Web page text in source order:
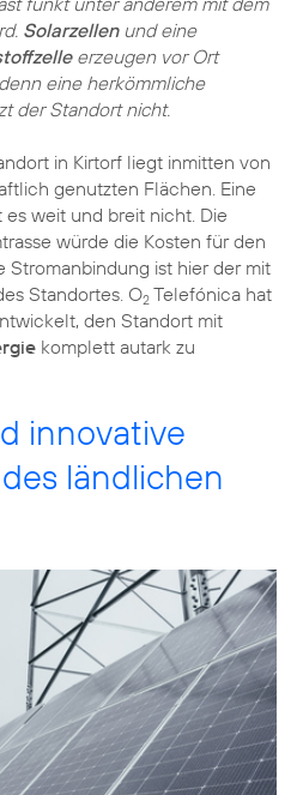
Solarzellenund eine
erzeugen vor Ort
eine herkömmliche
der Standort nicht.
in Kirtorf liegt inmitten von
genutzten Flächen. Eine
es weit und breit nicht. Die
würde die Kosten für den
Stromanbindung ist hier der mit
Standortes. O2 Telefónica hat
den Standort mit
komplett autark zu
innovative
ländlichen